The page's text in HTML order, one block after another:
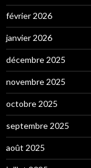
février 2026
janvier 2026
décembre 2025
novembre 2025
octobre 2025
septembre 2025
août 2025